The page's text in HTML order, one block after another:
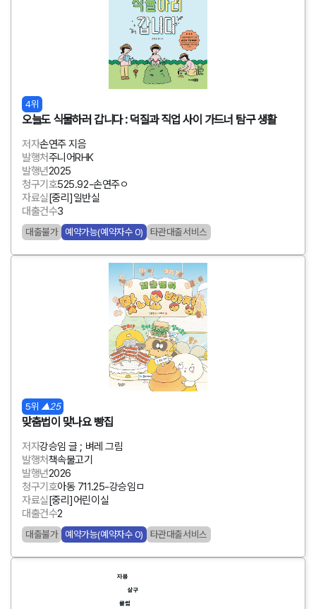
4위
오늘도 식물하러 갑니다 : 덕질과 직업 사이 가드너 탐구 생활
저자손연주 지음
발행처주니어RHK
발행년2025
청구기호525.92-손연주ㅇ
자료실[중리]일반실
대출건수3
대출불가 예약가능(예약자수 0) 타관대출서비스
5위 ▲25
맞춤법이 맞나요 빵집
저자강승임 글 ; 벼레 그림
발행처책속물고기
발행년2026
청구기호아동 711.25-강승임ㅁ
자료실[중리]어린이실
대출건수2
대출불가 예약가능(예약자수 0) 타관대출서비스